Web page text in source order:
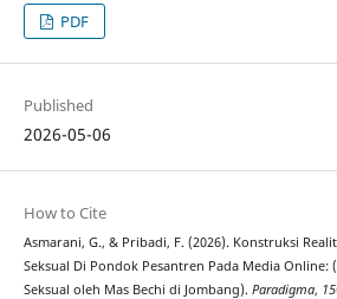
PDF
Published
2026-05-06
How to Cite
Asmarani, G., & Pribadi, F. (2026). Konstruksi
Seksual Di Pondok Pesantren Pada Media Online:
Seksual oleh Mas Bechi di Jombang). Paradigma, 15